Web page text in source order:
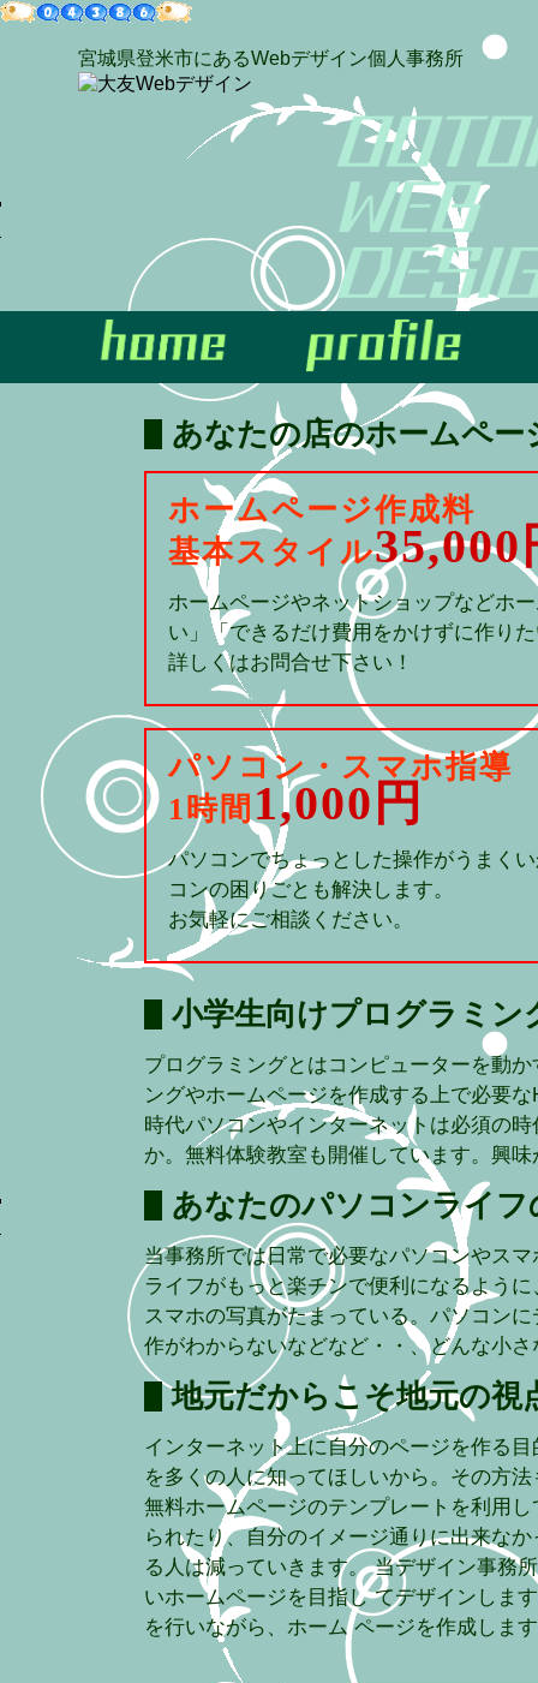
宮城県登米市にあるWebデザイン個人事務所
あなたの店のホームペー
ホームページ作成料
基本スタイル35,000
ホームページやネットショップなどホ
い」「できるだけ費用をかけずに作り
詳しくはお問合せ下さい！
パソコン・スマホ指導
1時間 1,000円
パソコンでちょっとした操作がうまく
コンの困りごとも解決します。
お気軽にご相談ください。
小学生向けプログラミン
プログラミングとはコンピューターを動
ングやホームページを作成する上で必要
時代パソコンやインターネットは必須の
か。無料体験教室も開催しています。興
あなたのパソコンライフ
当事務所では日常で必要なパソコンやス
ライフがもっと楽チンで便利になるよう
スマホの写真がたまっている。パソコン
作がわからないなどなど・・、どんな小
地元だからこそ地元の視
インターネット上に自分のページを作る
を多くの人に知ってほしいから。その方
無料ホームページのテンプレートを利用
られたり、自分のイメージ通りに出来な
る人は減っていきます。 当デザイン事務
いホームページを目指し てデザインしま
を行いながら、ホーム ページを作成しま